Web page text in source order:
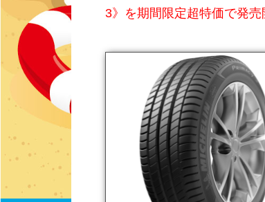
3》を期間限定超特価で発売